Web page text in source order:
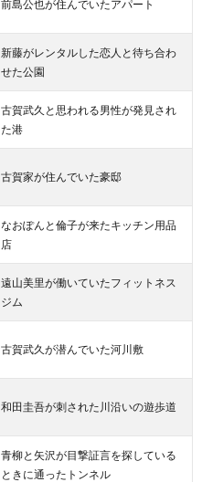
前島公也が住んでいたアパート
新藤がレンタルした恋人と待ち合わ
せた公園
古賀武久と思われる男性が発見され
た港
古賀家が住んでいた豪邸
なおぽんと倫子が来たキッチン用品
店
遠山美里が働いていたフィットネス
ジム
古賀武久が潜んでいた河川敷
和田圭吾が刺された川沿いの遊歩道
青柳と矢沢が目撃証言を探している
ときに通ったトンネル